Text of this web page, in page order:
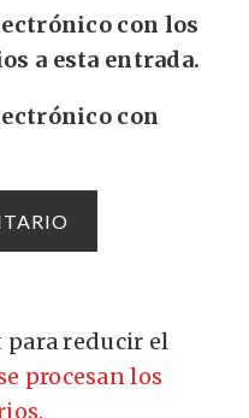
con los
a esta entrada.
con
para reducir el
procesan los